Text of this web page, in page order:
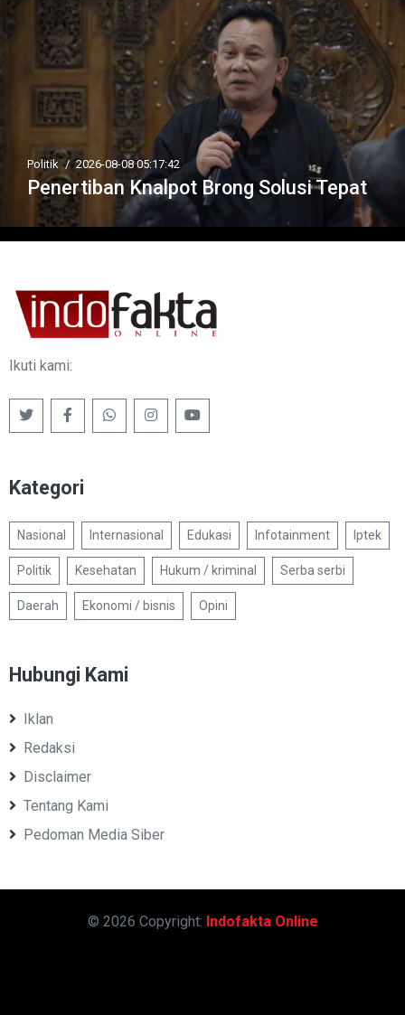
Politik / 2026-08-08 05:17:42
Penertiban Knalpot Brong Solusi Tepat
Ikuti kami:
Kategori
Nasional Internasional Edukasi Infotainment Iptek
Politik Kesehatan Hukum / kriminal Serba serbi
Daerah Ekonomi / bisnis Opini
Hubungi Kami
Iklan
Redaksi
Disclaimer
Tentang Kami
Pedoman Media Siber
© 2026 Copyright: Indofakta Online